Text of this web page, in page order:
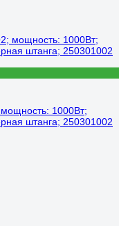
1000Вт;
штанга; 250301002